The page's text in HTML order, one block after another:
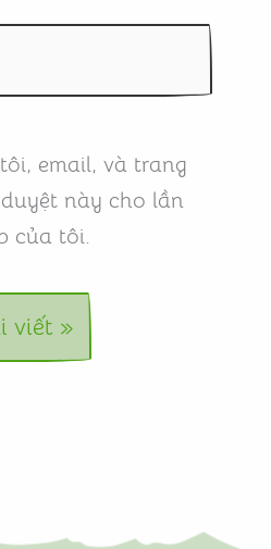
email, và trang
này cho lần
của tôi.